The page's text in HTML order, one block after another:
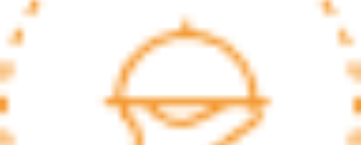
e
m
u
e
v
e